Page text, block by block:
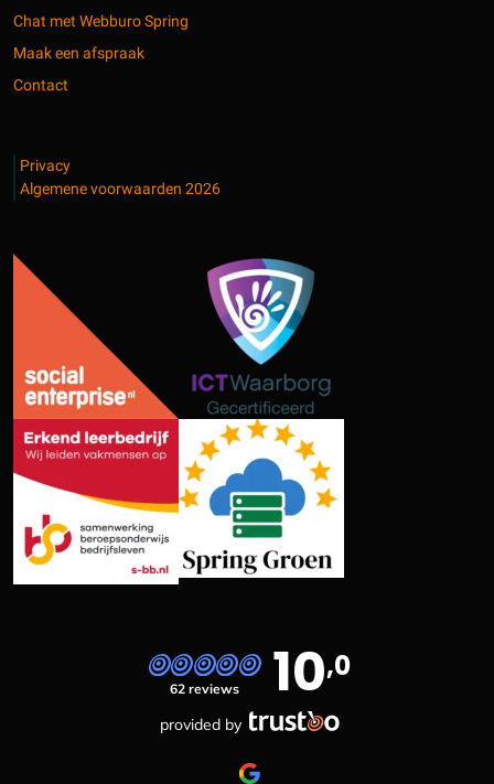
Chat met Webburo Spring
Maak een afspraak
Contact
Privacy
Algemene voorwaarden 2026
62 reviews 10,0
provided by